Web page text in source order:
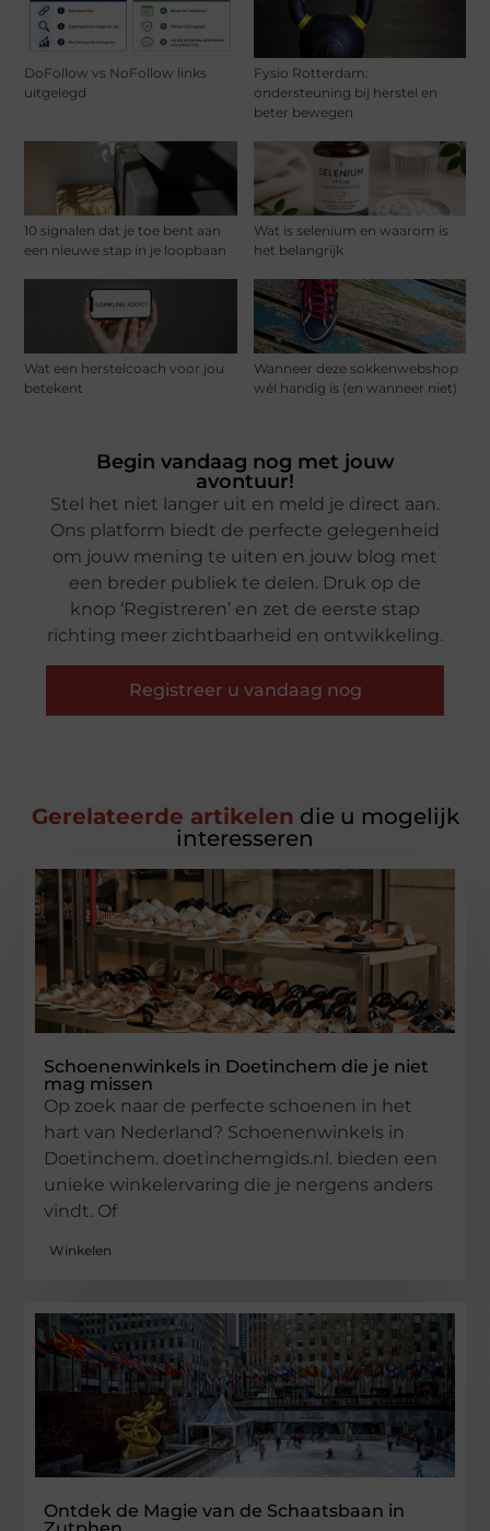
DoFollow vs NoFollow links
uitgelegd
Fysio Rotterdam:
ondersteuning bij herstel en
beter bewegen
10 signalen dat je toe bent aan
een nieuwe stap in je loopbaan
Wat is selenium en waarom is
het belangrijk
Wat een herstelcoach voor jou
betekent
Wanneer deze sokkenwebshop
wél handig is (en wanneer niet)
Begin vandaag nog met jouw
avontuur!
Stel het niet langer uit en meld je direct aan.
Ons platform biedt de perfecte gelegenheid
om jouw mening te uiten en jouw blog met
een breder publiek te delen. Druk op de
knop ‘Registreren’ en zet de eerste stap
richting meer zichtbaarheid en ontwikkeling.
Registreer u vandaag nog
Gerelateerde artikelen die u mogelijk
interesseren
Schoenenwinkels in Doetinchem die je niet
mag missen
Op zoek naar de perfecte schoenen in het
hart van Nederland? Schoenenwinkels in
Doetinchem. doetinchemgids.nl. bieden een
unieke winkelervaring die je nergens anders
vindt. Of
Winkelen
Ontdek de Magie van de Schaatsbaan in